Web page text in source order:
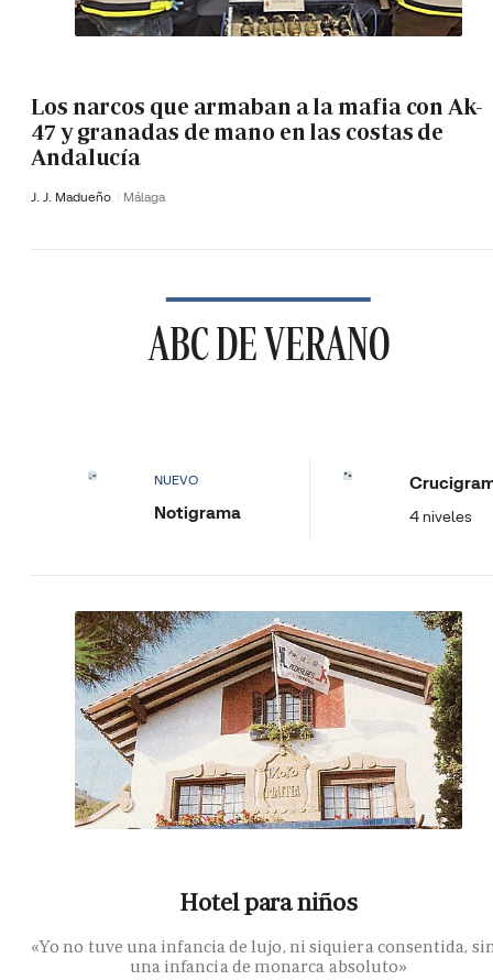
Los narcos que armaban a la mafia con Ak-
47 y granadas de mano en las costas de
Andalucía
J. J. Madueño Málaga
ABC DE VERANO
NUEVO
Notigrama 4 niveles
Hotel para niños
«Yo no tuve una infancia de lujo, ni siquiera consentida,
una infancia de monarca absoluto»